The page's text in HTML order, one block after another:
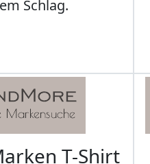
Schlag.
T-Shirt